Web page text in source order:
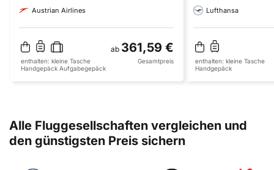
Austrian Airlines
ab 361,59 €
enthalten: kleine Tasche
Handgepäck Aufgabegepäck
Gesamtpreis
Lufthansa
enthalten: kleine Tasche
Handgepäck
Alle Fluggesellschaften vergleichen und
den günstigsten Preis sichern